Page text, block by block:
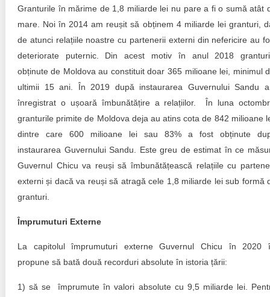
Granturile în mărime de 1,8 miliarde lei nu pare a fi o sumă atât
mare. Noi în 2014 am reușit să obținem 4 miliarde lei granturi,
de atunci relațiile noastre cu partenerii externi din nefericire au
deteriorate puternic. Din acest motiv în anul 2018
obținute de Moldova au constituit doar 365 milioane lei, minimul
ultimii 15 ani. În 2019 după instaurarea Guvernului Sandu
înregistrat o ușoară îmbunătățire a relațiilor. În luna
granturile primite de Moldova deja au atins cota de 842 milioane
dintre care 600 milioane lei sau 83% a fost obținute
instaurarea Guvernului Sandu. Este greu de estimat în ce
Guvernul Chicu va reuși să îmbunătățească relațiile cu
externi și dacă va reuși să atragă cele 1,8 miliarde lei sub formă
granturi.
Împrumuturi Externe
La capitolul împrumuturi externe Guvernul Chicu în 2020
propune să bată două recorduri absolute în istoria țării:
1) să se împrumute în valori absolute cu 9,5 miliarde lei.